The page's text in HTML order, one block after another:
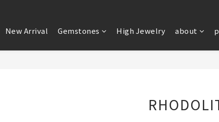
New Arrival Gemstones High Jewelry about